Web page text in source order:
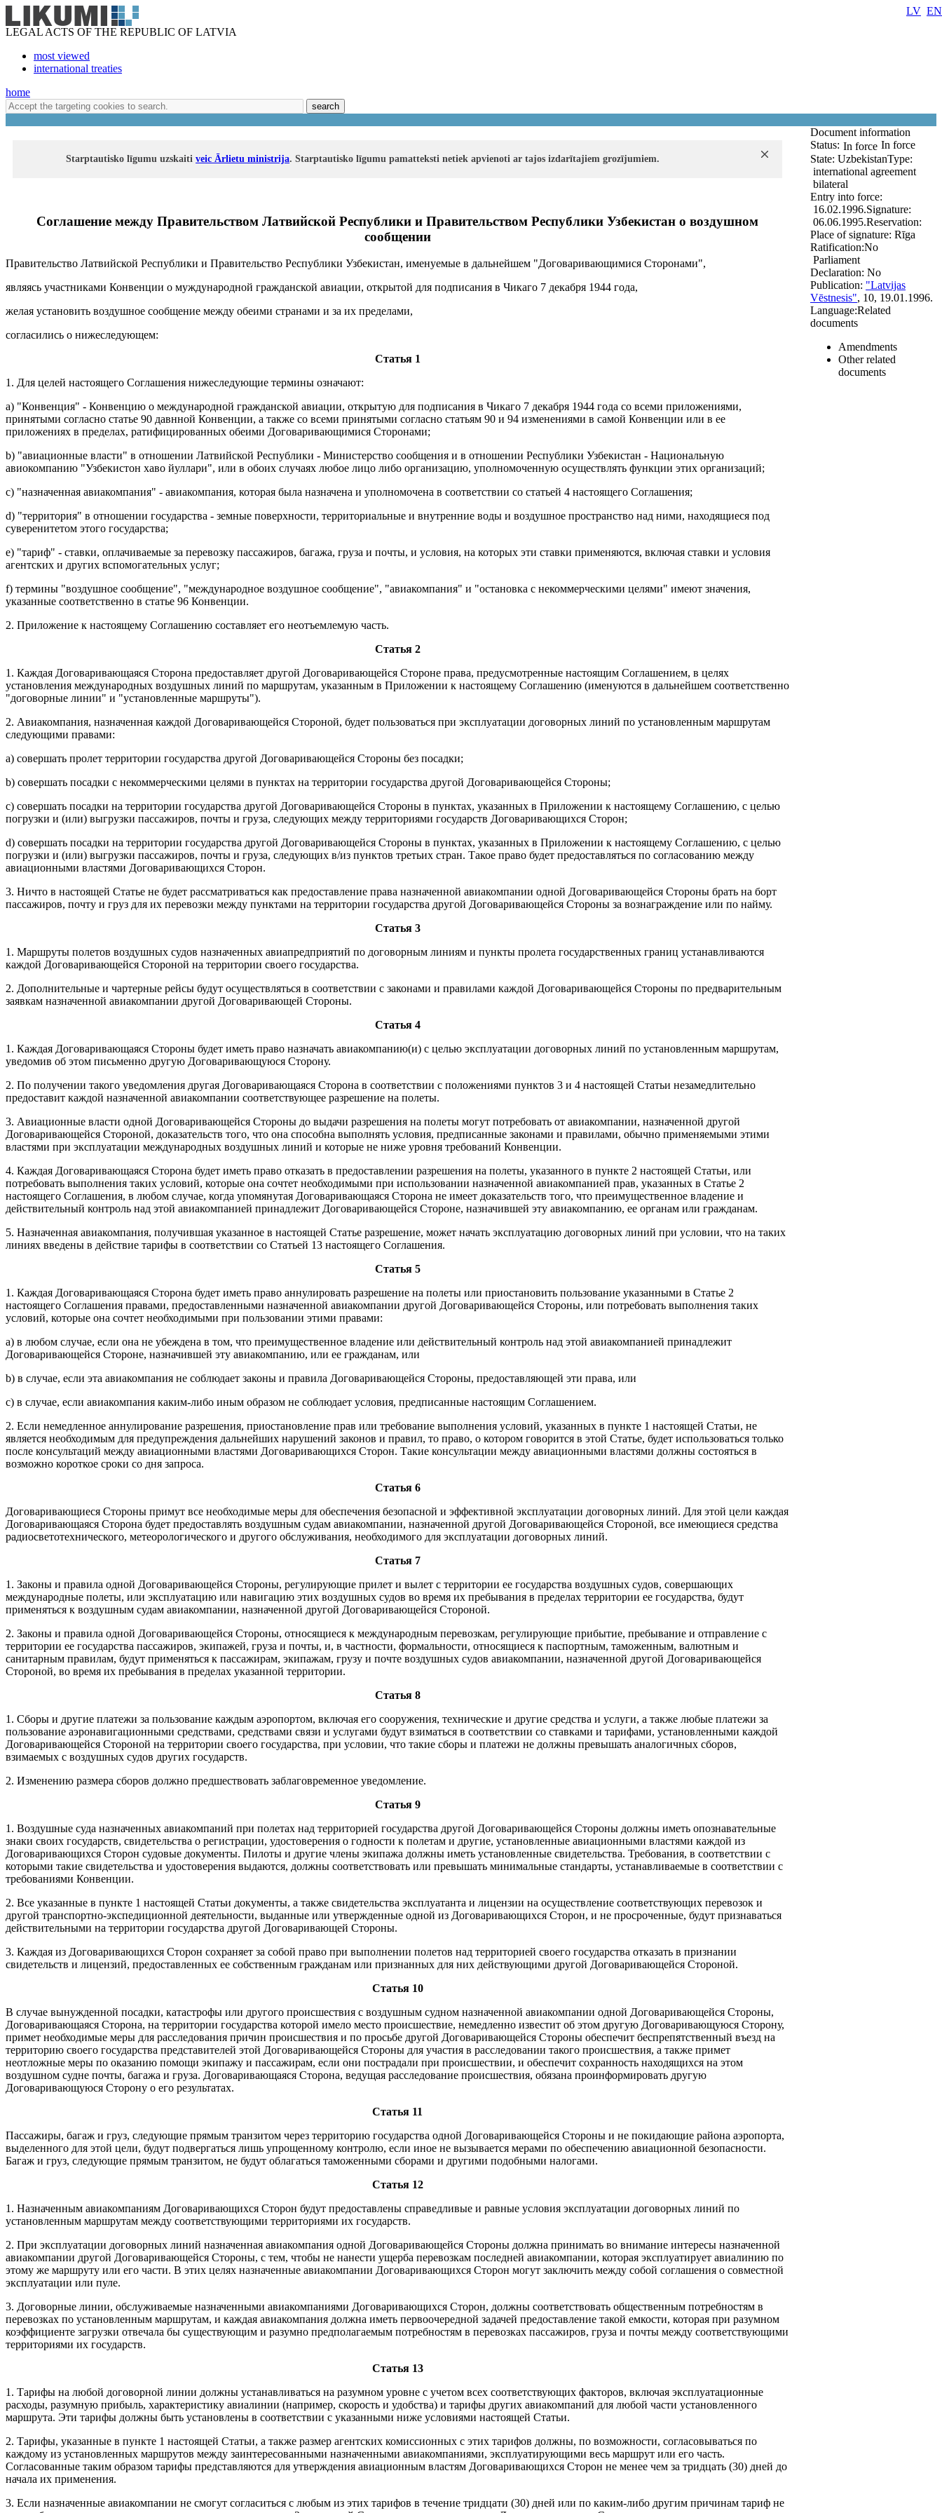
LEGAL ACTS OF THE REPUBLIC OF LATVIA
most viewed
international treaties
LV EN
home
search
Starptautisko līgumu uzskaiti veic Ārlietu ministrija. Starptautisko līgumu pamatteksti netiek apvienoti ar tajos izdarītajiem grozījumiem.
Соглашение между Правительством Латвийской Республики и Правительством Республики Узбекистан о воздушном
сообщении
Правительство Латвийской Республики и Правительство Республики Узбекистан, именуемые в дальнейшем "Договаривающимися Сторонами",
являясь участниками Конвенции о муждународной гражданской авиации, открытой для подписания в Чикаго 7 декабря 1944 года,
желая установить воздушное сообщение между обеими странами и за их пределами,
согласились о нижеследующем:
Статья 1
1. Для целей настоящего Соглашения нижеследующие термины означают:
а) "Конвенция" - Конвенцию о международной гражданской авиации, открытую для подписания в Чикаго 7 декабря 1944 года со всеми приложениями,
принятыми согласно статье 90 давнной Конвенции, а также со всеми принятыми согласно статьям 90 и 94 изменениями в самой Конвенции или в ее
приложениях в пределах, ратифицированных обеими Договаривающимися Сторонами;
b) "авиационные власти" в отношении Латвийской Республики - Министерство сообщения и в отношении Республики Узбекистан - Hациональную
авиокомпанию "Узбекистон хаво йуллари", или в обоих случаях любое лицо либо организацию, уполномоченную осуществлять функции этих организаций;
c) "назначенная авиакомпания" - авиакомпания, которая была назначена и уполномочена в соответствии со статьей 4 настоящего Соглашения;
d) "территория" в отношении государства - земные поверхности, территориальные и внутренние воды и воздушное пространство над ними, находящиеся под
суверенитетом этого государства;
e) "тариф" - ставки, оплачиваемые за перевозку пассажиров, багажа, груза и почты, и условия, на которых эти ставки применяются, включая ставки и условия
агентских и других вспомогательных услуг;
f) термины "воздушное сообщение", "международное воздушное сообщение", "авиакомпания" и "остановка с некоммерческими целями" имеют значения,
указанные соответственно в статье 96 Конвенции.
2. Приложение к настоящему Соглашению составляет его неотъемлемую часть.
Статья 2
1. Каждая Договаривающаяся Сторона предоставляет другой Договаривающейся Стороне права, предусмотренные настоящим Соглашением, в целях
установления международных воздушных линий по маршрутам, указанным в Приложении к настоящему Соглашению (именуются в дальнейшем соответственно
"договорные линии" и "установленные маршруты").
2. Авиакомпания, назначенная каждой Договаривающейся Стороной, будет пользоваться при эксплуатации договорных линий по установленным маршрутам
следующими правами:
a) совершать пролет территории государства другой Договаривающейся Стороны без посадки;
b) совершать посадки с некоммерческими целями в пунктах на территории государства другой Договаривающейся Стороны;
c) совершать посадки на территории государства другой Договаривающейся Стороны в пунктах, указанных в Приложении к настоящему Соглашению, с целью
погрузки и (или) выгрузки пассажиров, почты и груза, следующих между территориями государств Договаривающихся Сторон;
d) совершать посадки на территории государства другой Договаривающейся Стороны в пунктах, указанных в Приложении к настоящему Соглашению, с целью
погрузки и (или) выгрузки пассажиров, почты и груза, следующих в/из пунктов третьих стран. Такое право будет предоставляться по согласованию между
авиационными властями Договаривающихся Сторон.
3. Hичто в настоящей Статье не будет рассматриваться как предоставление права назначенной авиакомпании одной Договаривающейся Стороны брать на борт
пассажиров, почту и груз для их перевозки между пунктами на территории государства другой Договаривающейся Стороны за вознаграждение или по найму.
Статья 3
1. Маршруты полетов воздушных судов назначенных авиапредприятий по договорным линиям и пункты пролета государственных границ устанавливаются
каждой Договаривающейся Стороной на территории своего государства.
2. Дополнительные и чартерные рейсы будут осуществляться в соответствии с законами и правилами каждой Договаривающейся Стороны по предварительным
заявкам назначенной авиакомпании другой Договаривающей Стороны.
Статья 4
1. Каждая Договаривающаяся Стороны будет иметь право назначать авиакомпанию(и) с целью эксплуатации договорных линий по установленным маршрутам,
уведомив об этом письменно другую Договаривающуюся Сторону.
2. По получении такого уведомления другая Договаривающаяся Сторона в соответствии с положениями пунктов 3 и 4 настоящей Статьи незамедлительно
предоставит каждой назначенной авиакомпании соответствующее разрешение на полеты.
3. Авиационные власти одной Договаривающейся Стороны до выдачи разрешения на полеты могут потребовать от авиакомпании, назначенной другой
Договаривающейся Стороной, доказательств того, что она способна выполнять условия, предписанные законами и правилами, обычно применяемыми этими
властями при эксплуатации международных воздушных линий и которые не ниже уровня требований Конвенции.
4. Каждая Договаривающаяся Сторона будет иметь право отказать в предоставлении разрешения на полеты, указанного в пункте 2 настоящей Статьи, или
потребовать выполнения таких условий, которые она сочтет необходимыми при использовании назначенной авиакомпанией прав, указанных в Статье 2
настоящего Соглашения, в любом случае, когда упомянутая Договаривающаяся Сторона не имеет доказательств того, что преимущественное владение и
действительный контроль над этой авиакомпанией принадлежит Договаривающейся Стороне, назначившей эту авиакомпанию, ее органам или гражданам.
5. Hазначенная авиакомпания, получившая указанное в настоящей Статье разрешение, может начать эксплуатацию договорных линий при условии, что на таких
линиях введены в действие тарифы в соответствии со Статьей 13 настоящего Соглашения.
Статья 5
1. Каждая Договаривающаяся Сторона будет иметь право аннулировать разрешение на полеты или приостановить пользование указанными в Статье 2
настоящего Соглашения правами, предоставленными назначенной авиакомпании другой Договаривающейся Стороны, или потребовать выполнения таких
условий, которые она сочтет необходимыми при пользовании этими правами:
а) в любом случае, если она не убеждена в том, что преимущественное владение или действительный контроль над этой авиакомпанией принадлежит
Договаривающейся Стороне, назначившей эту авиакомпанию, или ее гражданам, или
b) в случае, если эта авиакомпания не соблюдает законы и правила Договаривающейся Стороны, предоставляющей эти права, или
с) в случае, если авиакомпания каким-либо иным образом не соблюдает условия, предписанные настоящим Соглашением.
2. Если немедленное аннулирование разрешения, приостановление прав или требование выполнения условий, указанных в пункте 1 настоящей Статьи, не
является необходимым для предупреждения дальнейших нарушений законов и правил, то право, о котором говорится в этой Статье, будет использоваться только
после консультаций между авиационными властями Договаривающихся Сторон. Такие консультации между авиационными властями должны состояться в
возможно короткое сроки со дня запроса.
Статья 6
Договаривающиеся Стороны примут все необходимые меры для обеспечения безопасной и эффективной эксплуатации договорных линий. Для этой цели каждая
Договаривающаяся Сторона будет предоставлять воздушным судам авиакомпании, назначенной другой Договаривающейся Стороной, все имеющиеся средства
радиосветотехнического, метеорологического и другого обслуживания, необходимого для эксплуатации договорных линий.
Статья 7
1. Законы и правила одной Договаривающейся Стороны, регулирующие прилет и вылет с территории ее государства воздушных судов, совершающих
международные полеты, или эксплуатацию или навигацию этих воздушных судов во время их пребывания в пределах территории ее государства, будут
применяться к воздушным судам авиакомпании, назначенной другой Договаривающейся Стороной.
2. Законы и правила одной Договаривающейся Стороны, относящиеся к международным перевозкам, регулирующие прибытие, пребывание и отправление с
территории ее государства пассажиров, экипажей, груза и почты, и, в частности, формальности, относящиеся к паспортным, таможенным, валютным и
санитарным правилам, будут применяться к пассажирам, экипажам, грузу и почте воздушных судов авиакомпании, назначенной другой Договаривающейся
Стороной, во время их пребывания в пределах указанной территории.
Статья 8
1. Сборы и другие платежи за пользование каждым аэропортом, включая его сооружения, технические и другие средства и услуги, а также любые платежи за
пользование аэронавигационными средствами, средствами связи и услугами будут взиматься в соответствии со ставками и тарифами, установленными каждой
Договаривающейся Стороной на территории своего государства, при условии, что такие сборы и платежи не должны превышать аналогичных сборов,
взимаемых с воздушных судов других государств.
2. Изменению размера сборов должно предшествовать заблаговременное уведомление.
Статья 9
1. Воздушные суда назначенных авиакомпаний при полетах над территорией государства другой Договаривающейся Стороны должны иметь опознавательные
знаки своих государств, свидетельства о регистрации, удостоверения о годности к полетам и другие, установленные авиационными властями каждой из
Договаривающихся Сторон судовые документы. Пилоты и другие члены экипажа должны иметь установленные свидетельства. Требования, в соответствии с
которыми такие свидетельства и удостоверения выдаются, должны соответствовать или превышать минимальные стандарты, устанавливаемые в соответствии с
требованиями Конвенции.
2. Все указанные в пункте 1 настоящей Статьи документы, а также свидетельства эксплуатанта и лицензии на осуществление соответствующих перевозок и
другой транспортно-экспедиционной деятельности, выданные или утвержденные одной из Договаривающихся Сторон, и не просроченные, будут признаваться
действительными на территории государства другой Договаривающей Стороны.
3. Каждая из Договаривающихся Сторон сохраняет за собой право при выполнении полетов над территорией своего государства отказать в признании
свидетельств и лицензий, предоставленных ее собственным гражданам или признанных для них действующими другой Договаривающейся Стороной.
Статья 10
В случае вынужденной посадки, катастрофы или другого происшествия с воздушным судном назначенной авиакомпании одной Договаривающейся Стороны,
Договаривающаяся Сторона, на территории государства которой имело место происшествие, немедленно известит об этом другую Договаривающуюся Сторону,
примет необходимые меры для расследования причин происшествия и по просьбе другой Договаривающейся Стороны обеспечит беспрепятственный въезд на
территорию своего государства представителей этой Договаривающейся Стороны для участия в расследовании такого происшествия, а также примет
неотложные меры по оказанию помощи экипажу и пассажирам, если они пострадали при происшествии, и обеспечит сохранность находящихся на этом
воздушном судне почты, багажа и груза. Договаривающаяся Сторона, ведущая расследование происшествия, обязана проинформировать другую
Договаривающуюся Сторону о его результатах.
Статья 11
Пассажиры, багаж и груз, следующие прямым транзитом через территорию государства одной Договаривающейся Стороны и не покидающие района аэропорта,
выделенного для этой цели, будут подвергаться лишь упрощенному контролю, если иное не вызывается мерами по обеспечению авиационной безопасности.
Багаж и груз, следующие прямым транзитом, не будут облагаться таможенными сборами и другими подобными налогами.
Статья 12
1. Hазначенным авиакомпаниям Договаривающихся Сторон будут предоставлены справедливые и равные условия эксплуатации договорных линий по
установленным маршрутам между соответствующими территориями их государств.
2. При эксплуатации договорных линий назначенная авиакомпания одной Договаривающейся Стороны должна принимать во внимание интересы назначенной
авиакомпании другой Договаривающейся Стороны, с тем, чтобы не нанести ущерба перевозкам последней авиакомпании, которая эксплуатирует авиалинию по
этому же маршруту или его части. В этих целях назначенные авиакомпании Договаривающихся Сторон могут заключить между собой соглашения о совместной
эксплуатации или пуле.
3. Договорные линии, обслуживаемые назначенными авиакомпаниями Договаривающихся Сторон, должны соответствовать общественным потребностям в
перевозках по установленным маршрутам, и каждая авиакомпания должна иметь первоочередной задачей предоставление такой емкости, которая при разумном
коэффициенте загрузки отвечала бы существующим и разумно предполагаемым потребностям в перевозках пассажиров, груза и почты между соответствующими
территориями их государств.
Статья 13
1. Тарифы на любой договорной линии должны устанавливаться на разумном уровне с учетом всех соответствующих факторов, включая эксплуатационные
расходы, разумную прибыль, характеристику авиалинии (например, скорость и удобства) и тарифы других авиакомпаний для любой части установленного
маршрута. Эти тарифы должны быть установлены в соответствии с указанными ниже условиями настоящей Статьи.
2. Тарифы, указанные в пункте 1 настоящей Статьи, а также размер агентских комиссионных с этих тарифов должны, по возможности, согласовываться по
каждому из установленных маршрутов между заинтересованными назначенными авиакомпаниями, эксплуатирующими весь маршрут или его часть.
Согласованные таким образом тарифы представляются для утверждения авиационным властям Договаривающихся Сторон не менее чем за тридцать (30) дней до
начала их применения.
3. Если назначенные авиакомпании не смогут согласиться с любым из этих тарифов в течение тридцати (30) дней или по каким-либо другим причинам тариф не
Document information
Status: In force In force
State: UzbekistanType:
international agreement
bilateral
Entry into force:
16.02.1996.Signature:
06.06.1995.
Place of signature: Rīga
Ratification:
Parliament
Reservation:
No
Declaration: No
Publication: "Latvijas
Vēstnesis", 10, 19.01.1996.
Language:Related
documents
Amendments
Other related
documents